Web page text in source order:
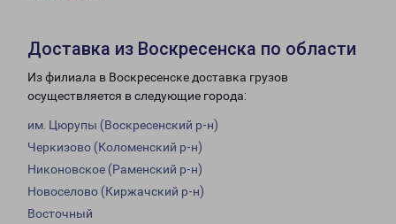
Доставка из Воскресенска по области
Из филиала в Воскресенске доставка грузов
осуществляется в следующие города:
им. Цюрупы (Воскресенский р-н)
Черкизово (Коломенский р-н)
Никоновское (Раменский р-н)
Новоселово (Киржачский р-н)
Восточный